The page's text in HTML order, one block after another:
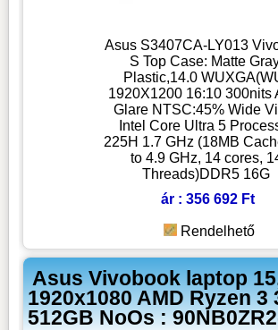
Asus S3407CA-LY013
S Top Case: Matte
Plastic,14.0
1920X1200 16:10 300nits
Glare NTSC:45% Wide
Intel Core Ultra 5
225H 1.7 GHz (18MB
to 4.9 GHz, 14 cores,
Threads)DDR5 16G
ár : 356 692 Ft
Rendelhető
Asus Vivobook laptop
1920x1080 AMD Ryzen 3
512GB NoOs :